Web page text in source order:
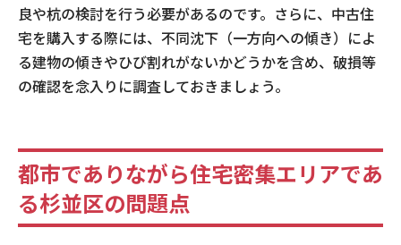
良や杭の検討を行う必要があるのです。さらに、中古住
宅を購入する際には、不同沈下（一方向への傾き）によ
る建物の傾きやひび割れがないかどうかを含め、破損等
の確認を念入りに調査しておきましょう。
都市でありながら住宅密集エリアであ
る杉並区の問題点